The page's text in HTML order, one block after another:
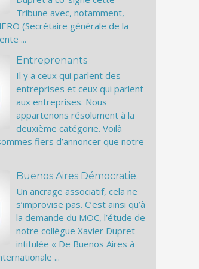
Tribune avec, notamment,
(Secrétaire générale de la
...
Entreprenants
Il y a ceux qui parlent des
entreprises et ceux qui parlent
aux entreprises. Nous
appartenons résolument à la
deuxième catégorie. Voilà
fiers d’annoncer que notre
Buenos Aires Démocratie.
Un ancrage associatif, cela ne
s’improvise pas. C’est ainsi qu’à
la demande du MOC, l’étude de
notre collègue Xavier Dupret
intitulée « De Buenos Aires à
...